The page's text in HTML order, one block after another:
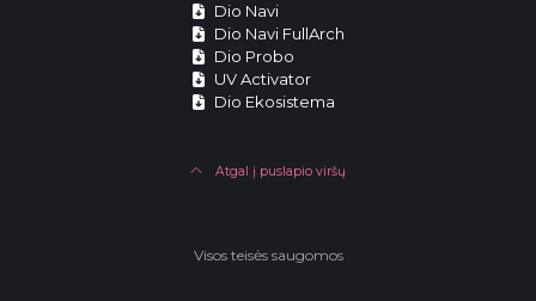
Dio Navi
Dio Navi FullArch
Dio Probo
UV Activator
Dio Ekosistema
Atgal į puslapio viršų
Visos teisės saugomos